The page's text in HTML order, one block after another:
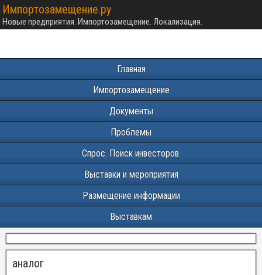
Импортозамещение.ру
Новые предприятия. Импортозамещение. Локализация.
Главная
Импортозамещение
Документы
Проблемы
Спрос. Поиск инвесторов.
Выставки и мероприятия
Размещение информации
Выставкам
аналог